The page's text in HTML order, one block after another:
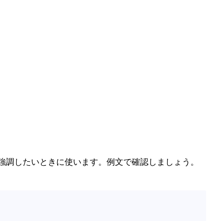
調したいときに使います。例文で確認しましょう。